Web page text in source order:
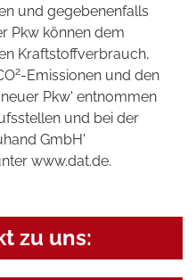
und gegebenenfalls
Pkw können dem
Kraftstoffverbrauch,
2-Emissionen und den
Pkw' entnommen
und bei der
GmbH'
www.dat.de.
zu uns: